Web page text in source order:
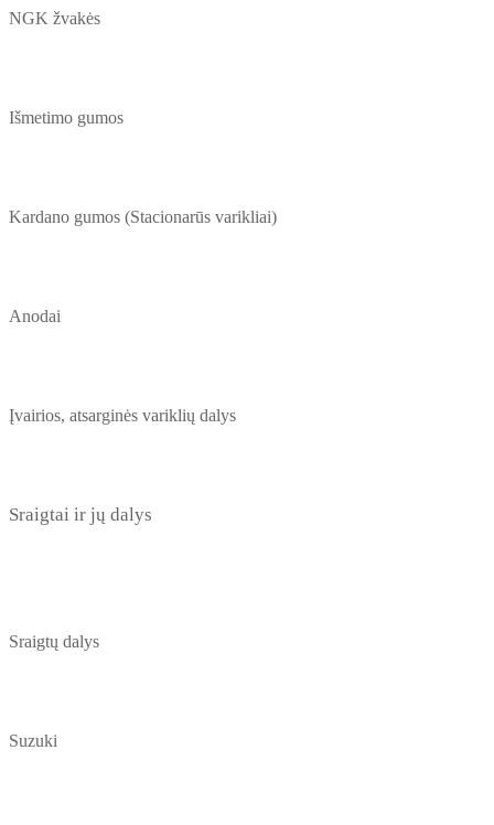
NGK žvakės
Išmetimo gumos
Kardano gumos (Stacionarūs varikliai)
Anodai
Įvairios, atsarginės variklių dalys
Sraigtai ir jų dalys
Sraigtų dalys
Suzuki